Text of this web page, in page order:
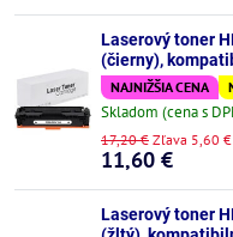
Laserový toner
(čierny),
NAJNIŽŠIA CENA
Skladom (cena s
11,60 €
17,20 € Zľava 5,60 €
Laserový toner